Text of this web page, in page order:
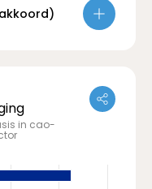
in cao-